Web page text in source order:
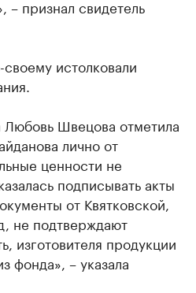
– признал свидетель
истолковали
Любовь Швецова отметила
лично от
ценности не
подписывать акты
от Квятковской,
не подтверждают
изготовителя продукции
фонда», – указала